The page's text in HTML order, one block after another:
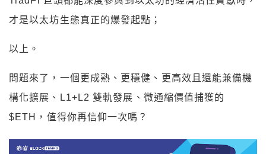
才是以太坊生態真正的爆發起點；
以上。
問題來了，一個更成熟、更穩健、更高效且還能兼備機
構化擴展、L1+L2 雙軌發展、微通縮價值捕獲的
$ETH，值得你再信仰一次嗎？